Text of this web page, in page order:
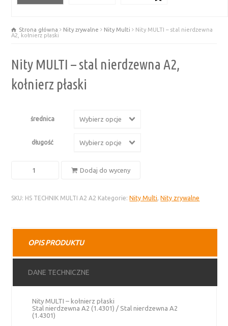
Strona główna Nity zrywalne Nity Multi
Nity MULTI – stal nierdzewna
A2, kołnierz płaski
Nity MULTI – stal nierdzewna A2,
kołnierz płaski
średnica Wybierz opcje
długość Wybierz opcje
–
kołnierz
płaski
Dodaj do wyceny
SKU: HS TECHNIK MULTI A2 A2 Kategorie:Nity Multi,Nity zrywalne
OPIS PRODUKTU
DANE TECHNICZNE
Nity MULTI – kołnierz płaski
Stal nierdzewna A2 (1.4301) / Stal nierdzewna A2
(1.4301)